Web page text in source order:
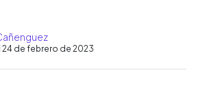
de febrero de 2023